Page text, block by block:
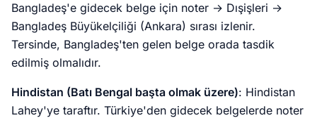
Bangladeş'e gidecek belge için noter → Dışişleri →
Bangladeş Büyükelçiliği (Ankara) sırası izlenir.
Tersinde, Bangladeş'ten gelen belge orada tasdik
edilmiş olmalıdır.
Hindistan (Batı Bengal başta olmak üzere): Hindistan
Lahey'ye taraftır. Türkiye'den gidecek belgelerde noter